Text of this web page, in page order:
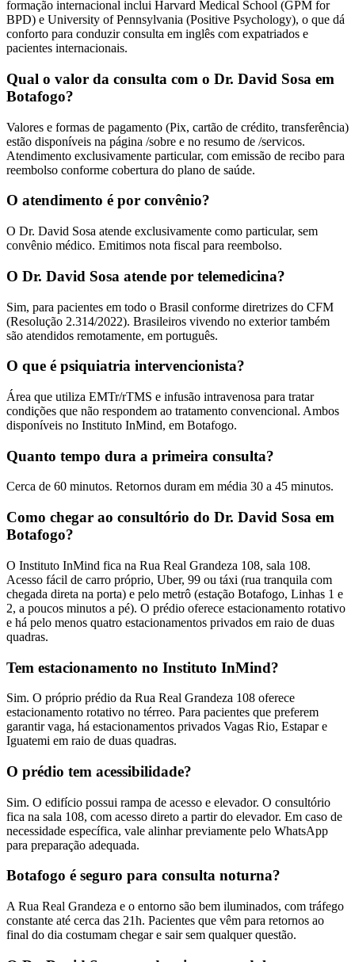
formação internacional inclui Harvard Medical School (GPM for
BPD) e University of Pennsylvania (Positive Psychology), o que dá
conforto para conduzir consulta em inglês com expatriados e
pacientes internacionais.
Qual o valor da consulta com o Dr. David Sosa em
Botafogo?
Valores e formas de pagamento (Pix, cartão de crédito, transferência)
estão disponíveis na página /sobre e no resumo de /servicos.
Atendimento exclusivamente particular, com emissão de recibo para
reembolso conforme cobertura do plano de saúde.
O atendimento é por convênio?
O Dr. David Sosa atende exclusivamente como particular, sem
convênio médico. Emitimos nota fiscal para reembolso.
O Dr. David Sosa atende por telemedicina?
Sim, para pacientes em todo o Brasil conforme diretrizes do CFM
(Resolução 2.314/2022). Brasileiros vivendo no exterior também
são atendidos remotamente, em português.
O que é psiquiatria intervencionista?
Área que utiliza EMTr/rTMS e infusão intravenosa para tratar
condições que não respondem ao tratamento convencional. Ambos
disponíveis no Instituto InMind, em Botafogo.
Quanto tempo dura a primeira consulta?
Cerca de 60 minutos. Retornos duram em média 30 a 45 minutos.
Como chegar ao consultório do Dr. David Sosa em
Botafogo?
O Instituto InMind fica na Rua Real Grandeza 108, sala 108.
Acesso fácil de carro próprio, Uber, 99 ou táxi (rua tranquila com
chegada direta na porta) e pelo metrô (estação Botafogo, Linhas 1 e
2, a poucos minutos a pé). O prédio oferece estacionamento rotativo
e há pelo menos quatro estacionamentos privados em raio de duas
quadras.
Tem estacionamento no Instituto InMind?
Sim. O próprio prédio da Rua Real Grandeza 108 oferece
estacionamento rotativo no térreo. Para pacientes que preferem
garantir vaga, há estacionamentos privados Vagas Rio, Estapar e
Iguatemi em raio de duas quadras.
O prédio tem acessibilidade?
Sim. O edifício possui rampa de acesso e elevador. O consultório
fica na sala 108, com acesso direto a partir do elevador. Em caso de
necessidade específica, vale alinhar previamente pelo WhatsApp
para preparação adequada.
Botafogo é seguro para consulta noturna?
A Rua Real Grandeza e o entorno são bem iluminados, com tráfego
constante até cerca das 21h. Pacientes que vêm para retornos ao
final do dia costumam chegar e sair sem qualquer questão.